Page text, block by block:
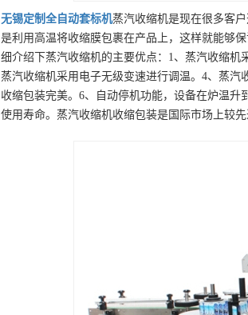
无锡定制 全自动套标机蒸汽收缩机是现在很多客
是利用高温将收缩膜包裹在产品上，这样就能够保
细介绍下蒸汽收缩机的主要优点：1、蒸汽收缩机
蒸汽收缩机采用电子无级变速进行调温。4、蒸
收缩包装完美。6、自动停机功能，设备在炉温
使用寿命。蒸汽收缩机收缩包装是国际市场上较先